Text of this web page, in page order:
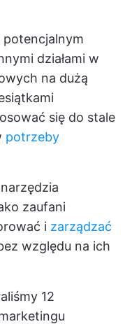
działami w
na dużą
się do stale
potrzeby
zaufani
i zarządzać
względu na ich
12